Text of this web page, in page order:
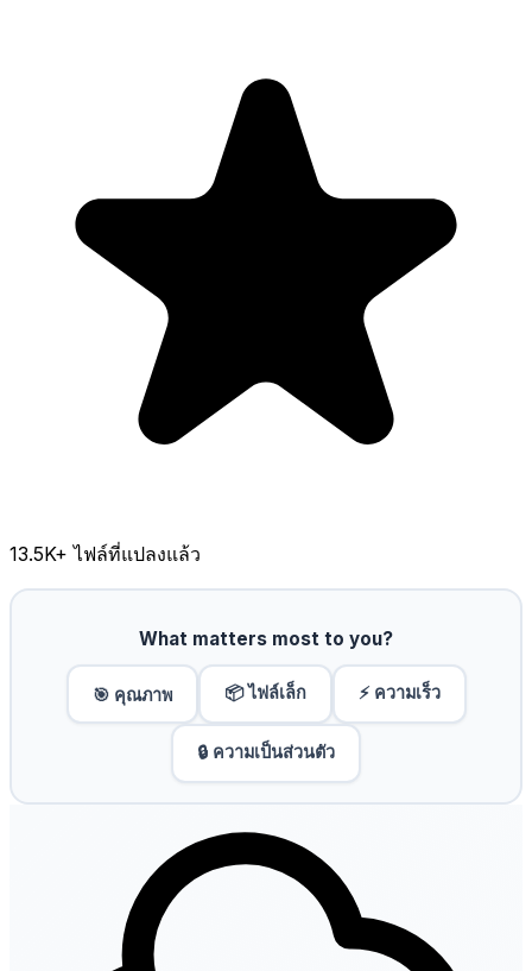
13.5K+ ไฟล์ที่แปลงแล้ว
What matters most to you?
🎯 คุณภาพ 📦 ไฟล์เล็ก ⚡ ความเร็ว
🔒 ความเป็นส่วนตัว